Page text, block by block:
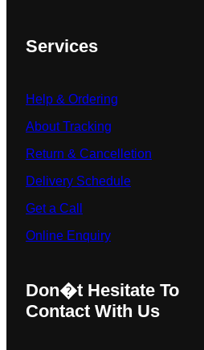
Services
Help & Ordering
About Tracking
Return & Cancelletion
Delivery Schedule
Get a Call
Online Enquiry
Don�t Hesitate To
Contact With Us